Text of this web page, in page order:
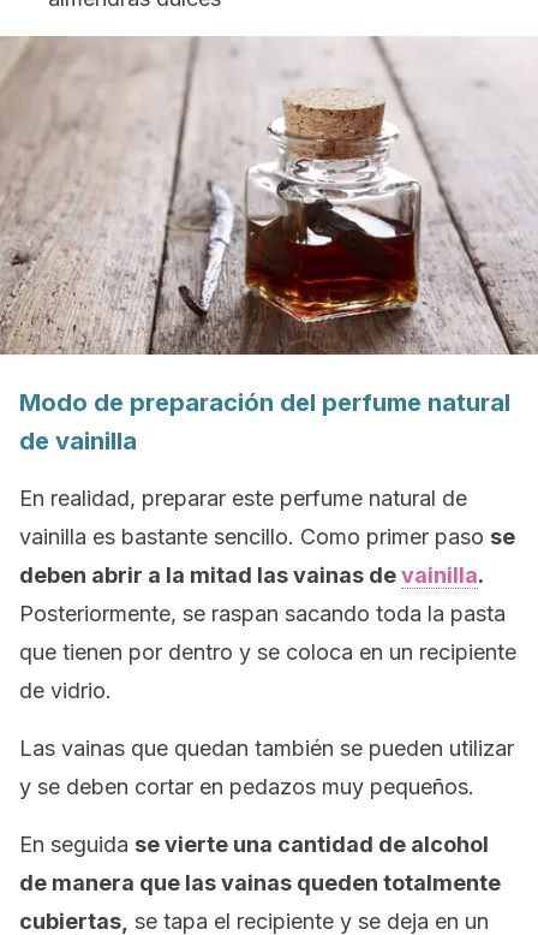
Modo de preparación del perfume natural
de vainilla
En realidad, preparar este perfume natural de
vainilla es bastante sencillo. Como primer paso se
deben abrir a la mitad las vainas devainilla.
Posteriormente, se raspan sacando toda la pasta
que tienen por dentro y se coloca en un recipiente
de vidrio.
Las vainas que quedan también se pueden utilizar
y se deben cortar en pedazos muy pequeños.
En seguida se vierte una cantidad de alcohol
de manera que las vainas queden totalmente
cubiertas, se tapa el recipiente y se deja en un